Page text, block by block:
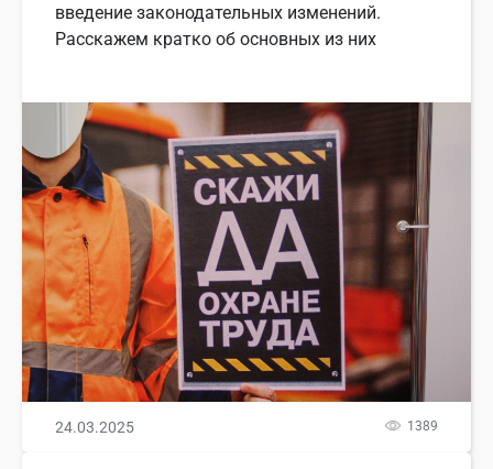
введение законодательных изменений.
Расскажем кратко об основных из них
24.03.2025 1389